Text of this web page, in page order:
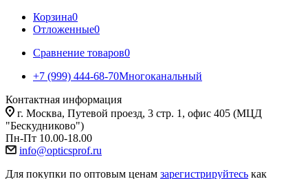
Корзина0
Отложенные0
Сравнение товаров0
+7 (999) 444-68-70Многоканальный
Контактная информация
г. Москва, Путевой проезд, 3 стр. 1, офис 405 (МЦД
"Бескудниково")
Пн-Пт 10.00-18.00
info@opticsprof.ru
Для покупки по оптовым ценам зарегистрируйтесь как